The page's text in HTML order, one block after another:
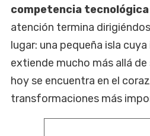
competencia
atención termina
lugar: una pequeña isla
extiende mucho más allá
hoy se encuentra en el
transformaciones más